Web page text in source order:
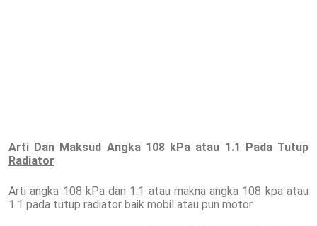
Arti Dan Maksud Angka 108 kPa atau 1.1 Pada Tutup
Radiator
Arti angka 108 kPa dan 1.1 atau makna angka 108 kpa atau
1.1 pada tutup radiator baik mobil atau pun motor.